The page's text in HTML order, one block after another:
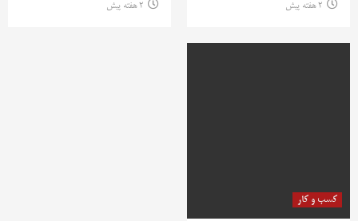
2 هفته پیش
2 هفته پیش
کسب و کار